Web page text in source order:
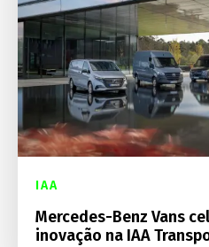
IAA
Mercedes-Benz Vans
inovação na IAA